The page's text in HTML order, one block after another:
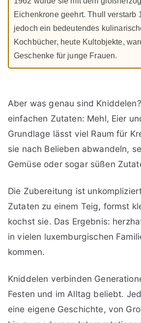
Eichenkrone geehrt. Thull verstarb
jedoch ein bedeutendes
Kochbücher, heute Kultobjekte,
Geschenke für junge Frauen.
Aber was genau sind
einfachen Zutaten: Mehl, Eier
Grundlage lässt viel Raum für
sie nach Belieben abwandeln,
Gemüse oder sogar süßen
Die Zubereitung ist
Zutaten zu einem Teig, formst
kochst sie. Das Ergebnis:
in vielen luxemburgischen
kommen.
Kniddelen verbinden
Festen und im Alltag beliebt.
eine eigene Geschichte, von